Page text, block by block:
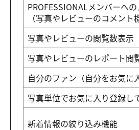
PROFESSIONALメンバーへ
（写真やレビューのコメン
写真やレビューの閲覧数表示
写真やレビューのレポート閲
自分のファン（自分をお気
写真単位でお気に入り登録し
新着情報の絞り込み機能